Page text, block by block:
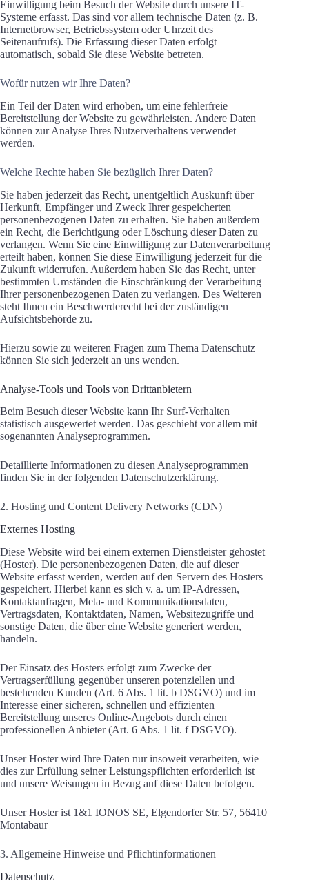
Einwilligung beim Besuch der Website durch unsere IT-
Systeme erfasst. Das sind vor allem technische Daten (z. B.
Internetbrowser, Betriebssystem oder Uhrzeit des
Seitenaufrufs). Die Erfassung dieser Daten erfolgt
automatisch, sobald Sie diese Website betreten.
Wofür nutzen wir Ihre Daten?
Ein Teil der Daten wird erhoben, um eine fehlerfreie
Bereitstellung der Website zu gewährleisten. Andere Daten
können zur Analyse Ihres Nutzerverhaltens verwendet
werden.
Welche Rechte haben Sie bezüglich Ihrer Daten?
Sie haben jederzeit das Recht, unentgeltlich Auskunft über
Herkunft, Empfänger und Zweck Ihrer gespeicherten
personenbezogenen Daten zu erhalten. Sie haben außerdem
ein Recht, die Berichtigung oder Löschung dieser Daten zu
verlangen. Wenn Sie eine Einwilligung zur Datenverarbeitung
erteilt haben, können Sie diese Einwilligung jederzeit für die
Zukunft widerrufen. Außerdem haben Sie das Recht, unter
bestimmten Umständen die Einschränkung der Verarbeitung
Ihrer personenbezogenen Daten zu verlangen. Des Weiteren
steht Ihnen ein Beschwerderecht bei der zuständigen
Aufsichtsbehörde zu.
Hierzu sowie zu weiteren Fragen zum Thema Datenschutz
können Sie sich jederzeit an uns wenden.
Analyse-Tools und Tools von Drittanbietern
Beim Besuch dieser Website kann Ihr Surf-Verhalten
statistisch ausgewertet werden. Das geschieht vor allem mit
sogenannten Analyseprogrammen.
Detaillierte Informationen zu diesen Analyseprogrammen
finden Sie in der folgenden Datenschutzerklärung.
2. Hosting und Content Delivery Networks (CDN)
Externes Hosting
Diese Website wird bei einem externen Dienstleister gehostet
(Hoster). Die personenbezogenen Daten, die auf dieser
Website erfasst werden, werden auf den Servern des Hosters
gespeichert. Hierbei kann es sich v. a. um IP-Adressen,
Kontaktanfragen, Meta- und Kommunikationsdaten,
Vertragsdaten, Kontaktdaten, Namen, Websitezugriffe und
sonstige Daten, die über eine Website generiert werden,
handeln.
Der Einsatz des Hosters erfolgt zum Zwecke der
Vertragserfüllung gegenüber unseren potenziellen und
bestehenden Kunden (Art. 6 Abs. 1 lit. b DSGVO) und im
Interesse einer sicheren, schnellen und effizienten
Bereitstellung unseres Online-Angebots durch einen
professionellen Anbieter (Art. 6 Abs. 1 lit. f DSGVO).
Unser Hoster wird Ihre Daten nur insoweit verarbeiten, wie
dies zur Erfüllung seiner Leistungspflichten erforderlich ist
und unsere Weisungen in Bezug auf diese Daten befolgen.
Unser Hoster ist 1&1 IONOS SE, Elgendorfer Str. 57, 56410
Montabaur
3. Allgemeine Hinweise und Pflichtinformationen
Datenschutz